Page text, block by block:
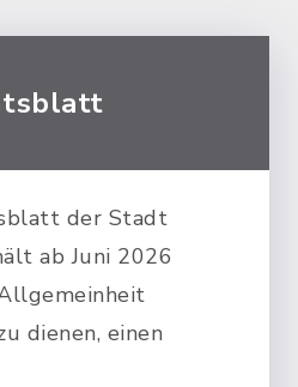
der Stadt
ab Juni 2026
dienen, einen